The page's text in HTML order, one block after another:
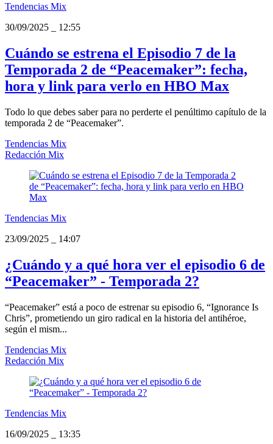
Tendencias Mix
30/09/2025
12:55
Cuándo se estrena el Episodio 7 de la
Temporada 2 de “Peacemaker”: fecha,
hora y link para verlo en HBO Max
Todo lo que debes saber para no perderte el penúltimo capítulo de la
temporada 2 de “Peacemaker”.
Tendencias Mix
Redacción Mix
Tendencias Mix
23/09/2025
14:07
¿Cuándo y a qué hora ver el episodio 6 de
“Peacemaker” - Temporada 2?
“Peacemaker” está a poco de estrenar su episodio 6, “Ignorance Is
Chris”, prometiendo un giro radical en la historia del antihéroe,
según el mism...
Tendencias Mix
Redacción Mix
Tendencias Mix
16/09/2025
13:35